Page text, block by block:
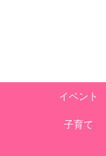
イベント
子育て